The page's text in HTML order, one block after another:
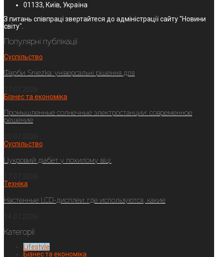
01133, Київ, Україна
З питань співпраці звертайтеся до адміністрації сайту "Новини
світу".
Популярні публікації
Суспільство
Фарби Sniezka: універсальні рішення для
Бізнес та економіка
Промышленные солнечные электростанции: современное
решение
Суспільство
Цукровий діабет у похилому віці:
Техніка
Настенные LCD-дисплеи: где используются, какие
Категорії
Lifestyle
Бізнес та економіка